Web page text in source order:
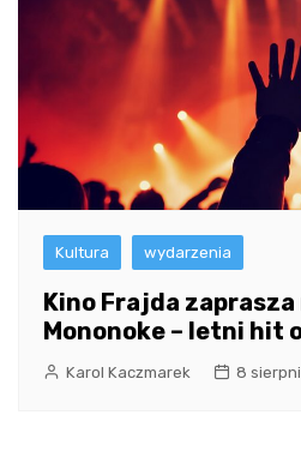
Kultura wydarzenia
Kino Frajda
Mononoke – letni hit
Karol Kaczmarek 8